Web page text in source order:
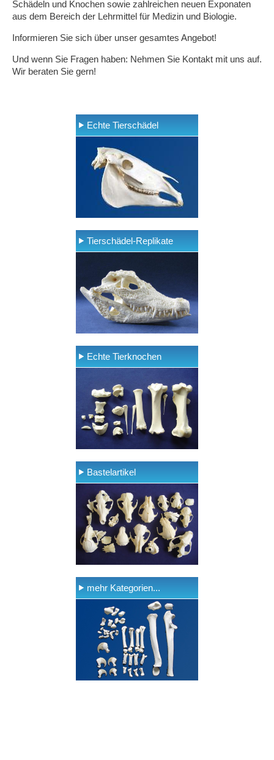
Schädeln und Knochen sowie zahlreichen neuen Exponaten
aus dem Bereich der Lehrmittel für Medizin und Biologie.
Informieren Sie sich über unser gesamtes Angebot!
Und wenn Sie Fragen haben: Nehmen Sie Kontakt mit uns auf.
Wir beraten Sie gern!
Echte Tierschädel
Tierschädel-Replikate
Echte Tierknochen
Bastelartikel
mehr Kategorien...